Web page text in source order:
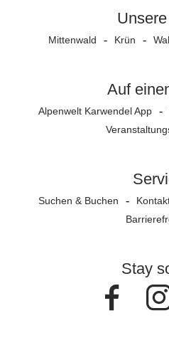
Mittenwald Krün
Auf
Alpenwelt Karwendel App
Suchen & Buchen
Stay
Facebook